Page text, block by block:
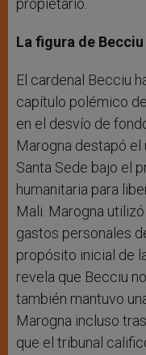
propietario.
La figura de
El cardenal Becciu
capítulo polémico
en el desvío de
Marogna destapó el
Santa Sede bajo el
humanitaria para
Mali. Marogna
gastos personales
propósito inicial de
revela que Becciu
también mantuvo
Marogna incluso
que el tribunal